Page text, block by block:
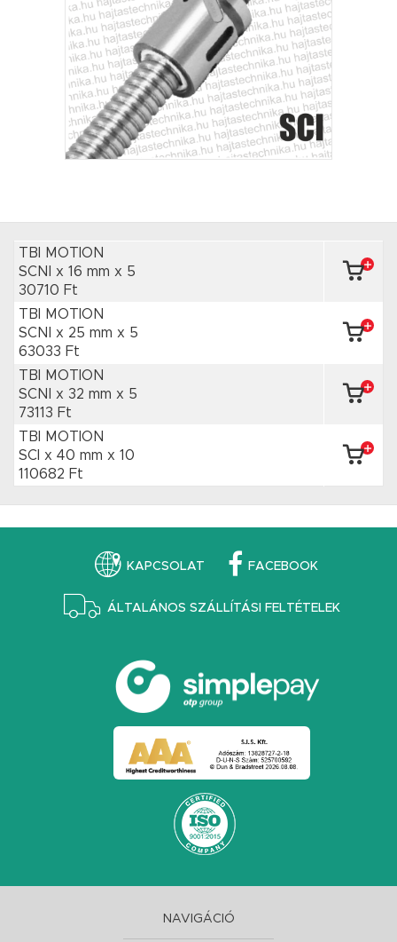
TBI MOTION
SCNI x 16 mm x 5
30710 Ft
TBI MOTION
SCNI x 25 mm x 5
63033 Ft
TBI MOTION
SCNI x 32 mm x 5
73113 Ft
TBI MOTION
SCI x 40 mm x 10
110682 Ft
KAPCSOLAT FACEBOOK
ÁLTALÁNOS SZÁLLÍTÁSI FELTÉTELEK
NAVIGÁCIÓ